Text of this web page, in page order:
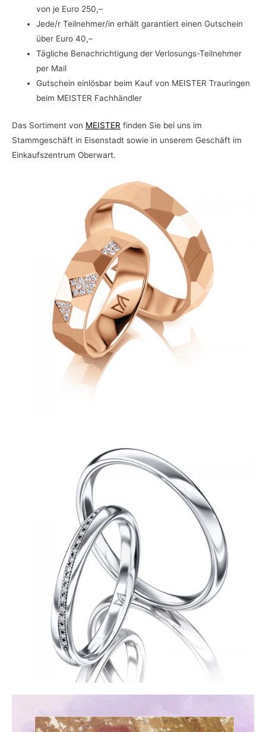
von je Euro 250,–
Jede/r Teilnehmer/in erhält garantiert einen Gutschein
über Euro 40,–
Tägliche Benachrichtigung der Verlosungs-Teilnehmer
per Mail
Gutschein einlösbar beim Kauf von MEISTER Trauringen
beim MEISTER Fachhändler
Das Sortiment von MEISTER finden Sie bei uns im
Stammgeschäft in Eisenstadt sowie in unserem Geschäft im
Einkaufszentrum Oberwart.